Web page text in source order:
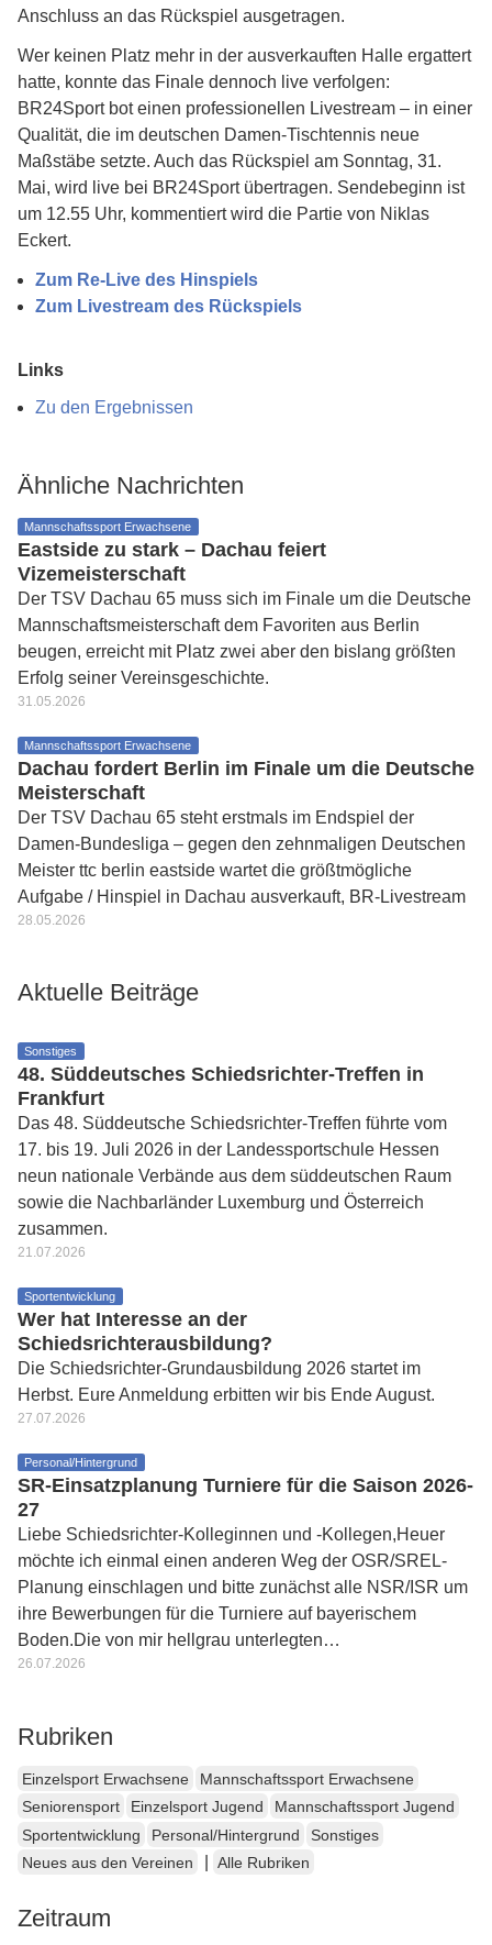
Anschluss an das Rückspiel ausgetragen.
Wer keinen Platz mehr in der ausverkauften Halle ergattert
hatte, konnte das Finale dennoch live verfolgen:
BR24Sport bot einen professionellen Livestream – in einer
Qualität, die im deutschen Damen-Tischtennis neue
Maßstäbe setzte. Auch das Rückspiel am Sonntag, 31.
Mai, wird live bei BR24Sport übertragen. Sendebeginn ist
um 12.55 Uhr, kommentiert wird die Partie von Niklas
Eckert.
Zum Re-Live des Hinspiels
Zum Livestream des Rückspiels
Links
Zu den Ergebnissen
Ähnliche Nachrichten
Mannschaftssport Erwachsene
Eastside zu stark – Dachau feiert
Vizemeisterschaft
Der TSV Dachau 65 muss sich im Finale um die Deutsche
Mannschaftsmeisterschaft dem Favoriten aus Berlin
beugen, erreicht mit Platz zwei aber den bislang größten
Erfolg seiner Vereinsgeschichte.
31.05.2026
Mannschaftssport Erwachsene
Dachau fordert Berlin im Finale um die Deutsche
Meisterschaft
Der TSV Dachau 65 steht erstmals im Endspiel der
Damen-Bundesliga – gegen den zehnmaligen Deutschen
Meister ttc berlin eastside wartet die größtmögliche
Aufgabe / Hinspiel in Dachau ausverkauft, BR-Livestream
28.05.2026
Aktuelle Beiträge
Sonstiges
48. Süddeutsches Schiedsrichter-Treffen in
Frankfurt
Das 48. Süddeutsche Schiedsrichter-Treffen führte vom
17. bis 19. Juli 2026 in der Landessportschule Hessen
neun nationale Verbände aus dem süddeutschen Raum
sowie die Nachbarländer Luxemburg und Österreich
zusammen.
21.07.2026
Sportentwicklung
Wer hat Interesse an der
Schiedsrichterausbildung?
Die Schiedsrichter-Grundausbildung 2026 startet im
Herbst. Eure Anmeldung erbitten wir bis Ende August.
27.07.2026
Personal/Hintergrund
SR-Einsatzplanung Turniere für die Saison 2026-
27
Liebe Schiedsrichter-Kolleginnen und -Kollegen,Heuer
möchte ich einmal einen anderen Weg der OSR/SREL-
Planung einschlagen und bitte zunächst alle NSR/ISR um
ihre Bewerbungen für die Turniere auf bayerischem
Boden.Die von mir hellgrau unterlegten…
26.07.2026
Rubriken
Einzelsport Erwachsene
Mannschaftssport Erwachsene
Seniorensport
Einzelsport Jugend
Mannschaftssport Jugend
Sportentwicklung
Personal/Hintergrund
Sonstiges
Neues aus den Vereinen
Alle Rubriken
Zeitraum